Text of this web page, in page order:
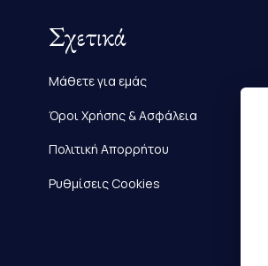
Σχετικά
Μάθετε για εμάς
Όροι Χρήσης & Ασφάλεια
Πολιτική Απορρήτου
Ρυθμίσεις Cookies